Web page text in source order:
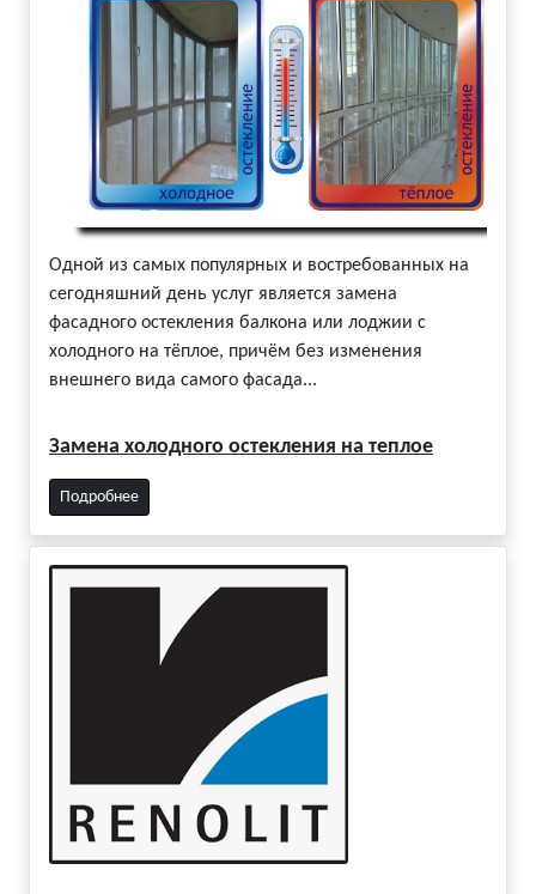
Одной из самых популярных и востребованных на
сегодняшний день услуг является замена
фасадного остекления балкона или лоджии с
холодного на тёплое, причём без изменения
внешнего вида самого фасада...
Замена холодного остекления на теплое
Подробнее